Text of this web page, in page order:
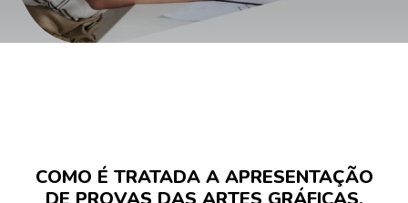
COMO É TRATADA A APRESENTAÇÃO